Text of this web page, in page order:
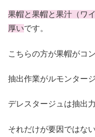
果帽と果帽と果汁（ワ
厚いです。
こちらの方が果帽がコ
抽出作業がルモンター
デレスタージュは抽出
それだけが要因ではな